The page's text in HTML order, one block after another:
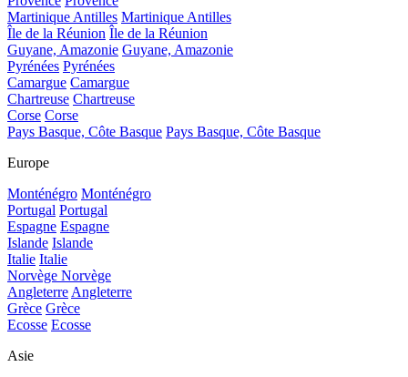
Martinique Antilles Martinique Antilles
Île de la Réunion Île de la Réunion
Guyane, Amazonie Guyane, Amazonie
Pyrénées Pyrénées
Camargue Camargue
Chartreuse Chartreuse
Corse Corse
Pays Basque, Côte Basque Pays Basque, Côte Basque
Europe
Monténégro Monténégro
Portugal Portugal
Espagne Espagne
Islande Islande
Italie Italie
Norvège Norvège
Angleterre Angleterre
Grèce Grèce
Ecosse Ecosse
Asie